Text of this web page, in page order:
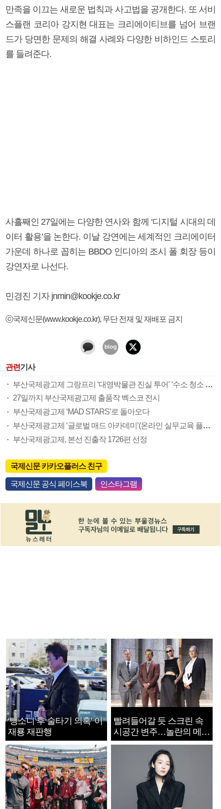
만족을 이끄는 새로운 법칙과 사고법을 공개한다. 또 서비
스플랜 코리아 강지현 대표는 크리에이티브를 넘어 브랜
드가 당면한 문제의 해결 사례와 다양한 비하인드 스토리
를 들려준다.
사흘째인 27일에는 다양한 연사와 함께 ‘디지털 시대의 데
이터 활용’을 논한다. 이날 강연에는 세계적인 크리에이터
가운데 하나로 꼽히는 BBDO 인디아의 조시 폴 회장 등이
강연자로 나선다.
민경진 기자 jnmin@kookje.co.kr
ⓒ국제신문(www.kookje.co.kr), 무단 전재 및 재배포 금지
관련기사
부산국제광고제 그랑프리 ‘대영박물관 진실 투어’ ‘수소 청소 트럭’
27일까지 부산국제광고제 출품작 벡스코 전시
부산국제광고제 ‘MAD STARS’로 돌아오다
부산국제광고제 ‘글로벌 매드 아카데미’(온라인 실무교육 플랫폼) 신설
부산국제광고제, 본선 진출작 1726편 선정
국제신문 카카오플러스 친구
국제신문 공식 페이스북 인스타그램
‘뺑소니 후 술타기 의혹’ 이
재룡 재판행
빨려들어갈 듯 스크린 속
시공간 변주…놀란의 메시
지는 ‘전쟁 속죄’